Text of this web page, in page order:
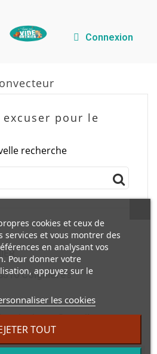
cookies et ceux de
et vous montrer des
en analysant vos
Pour donner votre
appuyez sur le
les cookies
TOUT
Connexion
pour le
recherche
Coignières